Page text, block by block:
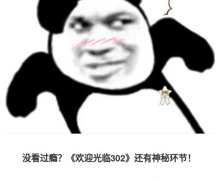
没看过瘾？《欢迎光临302》还有神秘环节！